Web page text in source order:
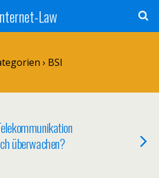
Law
› BSI
überwachen?